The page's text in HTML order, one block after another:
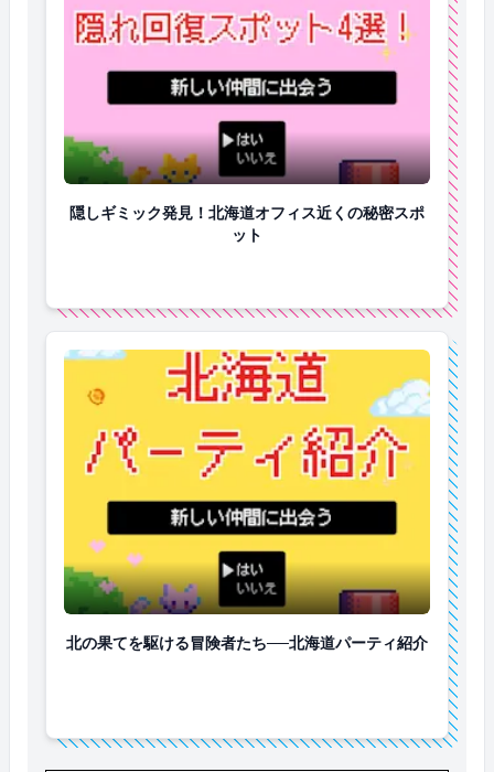
隠しギミック発見！北海道オフィス近くの秘密スポッ
隠しギミック発見！北海道オフィス近くの秘密スポ
ット
北の果てを駆ける冒険者たち──北海道パーティ紹介
北の果てを駆ける冒険者たち──北海道パーティ紹介